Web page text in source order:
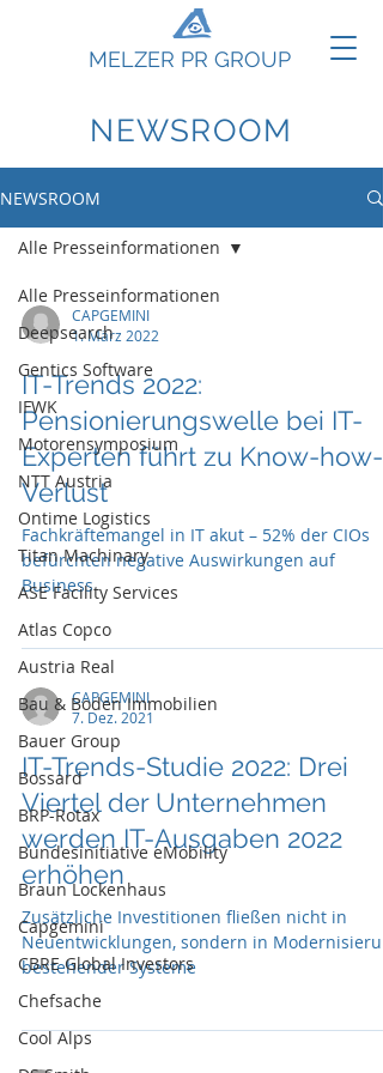
MELZER PR GROUP
NEWSROOM
NEWSROOM
Alle Presseinformationen
Deepsearch
Gentics Software
IFWK
Motorensymposium
NTT Austria
Ontime Logistics
Titan Machinary
ASE Facility Services
Atlas Copco
Austria Real
Bau & Boden Immobilien
Bauer Group
Bossard
BRP-Rotax
Bundesinitiative eMobility
Braun Lockenhaus
Capgemini
CBRE Global Investors
Chefsache
Cool Alps
Alle Presseinformationen
CAPGEMINI
1. März 2022
IT-Trends 2022:
Pensionierungswelle bei IT-
Experten führt zu Know-how-
Verlust
Fachkräftemangel in IT akut – 52% der CIOs
befürchten negative Auswirkungen auf
Business
CAPGEMINI
7. Dez. 2021
IT-Trends-Studie 2022: Drei
Viertel der Unternehmen
werden IT-Ausgaben 2022
erhöhen
Zusätzliche Investitionen fließen nicht in
Neuentwicklungen, sondern in
bestehender Systeme